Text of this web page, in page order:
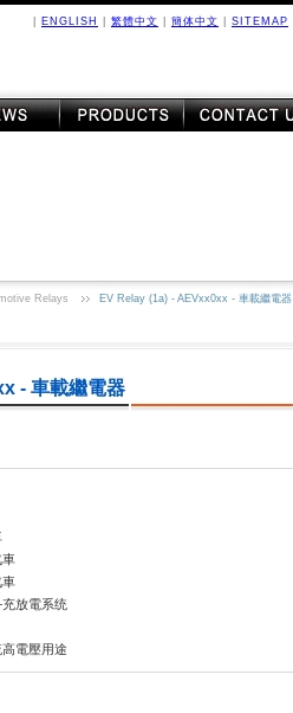
ENGLISH 繁體中文 簡体中文 SITEMAP
Relays EV Relay (1a) - AEVxx0xx - 車載繼電器
- 車載繼電器
放電系统
電壓用途